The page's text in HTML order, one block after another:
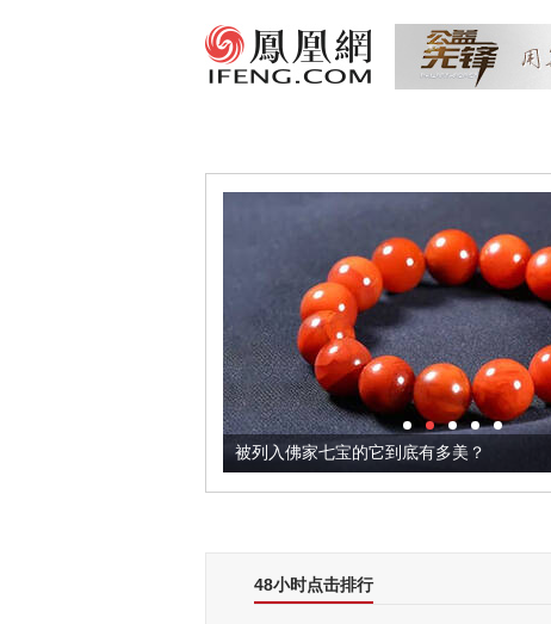
被列入佛家七宝的它到底有多美？
48小时点击排行